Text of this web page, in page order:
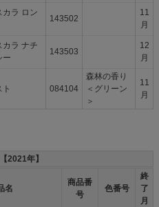
カラ ロン
143502
11
月
カラ ナチ
ー
143503
12
月
084104
森林の香り
＜グリーン
＞
11
月
2021年】
名
商品番
号
色番号
終
了
月